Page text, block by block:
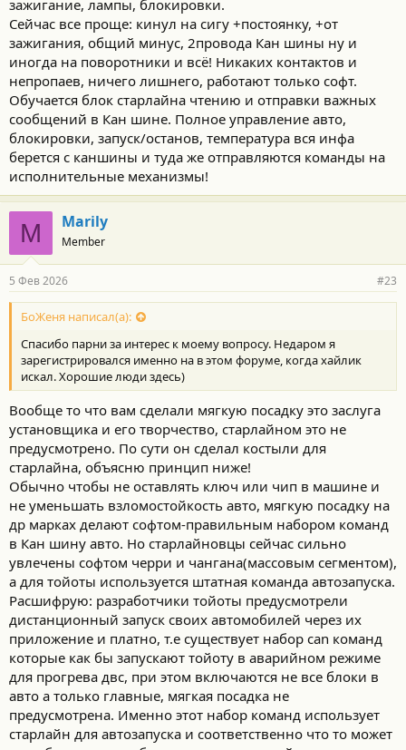
дистанционно.
Где-то может нарушаться контакт от холода. Пайка от времени
деградирует. От холода контакт может нарушаться, когда
достаточно промёрзнет.
Согрелась, и контакт восстановился. Замёрзнет - опять
нарушится.
Думаю надо смотреть/менять то инородное тело, которое
отвечает за дистанционный запуск. Как вариант, пропаять
плату управления, проверить/заменить соединения (провода,
коннекторы...).
зажигание, лампы, блокировки.
Сейчас все проще: кинул на сигу +постоянку, +от
зажигания, общий минус, 2провода Кан шины ну и
иногда на поворотники и всё! Никаких контактов и
непропаев, ничего лишнего, работают только софт.
Обучается блок старлайна чтению и отправки важных
сообщений в Кан шине. Полное управление авто,
блокировки, запуск/останов, температура вся инфа
берется с каншины и туда же отправляются команды на
исполнительные механизмы!
M Marily
Member
5 Фев 2026 #23
БоЖеня написал(а):
Спасибо парни за интерес к моему вопросу. Недаром я
зарегистрировался именно на в этом форуме, когда хайлик
искал. Хорошие люди здесь)
Вообще то что вам сделали мягкую посадку это заслуга
установщика и его творчество, старлайном это не
предусмотрено. По сути он сделал костыли для
старлайна, объясню принцип ниже!
Обычно чтобы не оставлять ключ или чип в машине и
не уменьшать взломостойкость авто, мягкую посадку на
др марках делают софтом-правильным набором команд
в Кан шину авто. Но старлайновцы сейчас сильно
увлечены софтом черри и чангана(массовым сегментом),
а для тойоты используется штатная команда автозапуска.
Расшифрую: разработчики тойоты предусмотрели
дистанционный запуск своих автомобилей через их
приложение и платно, т.е существует набор can команд
которые как бы запускают тойоту в аварийном режиме
для прогрева двс, при этом включаются не все блоки в
авто а только главные, мягкая посадка не
предусмотрена. Именно этот набор команд использует
старлайн для автозапуска и соответственно что то может